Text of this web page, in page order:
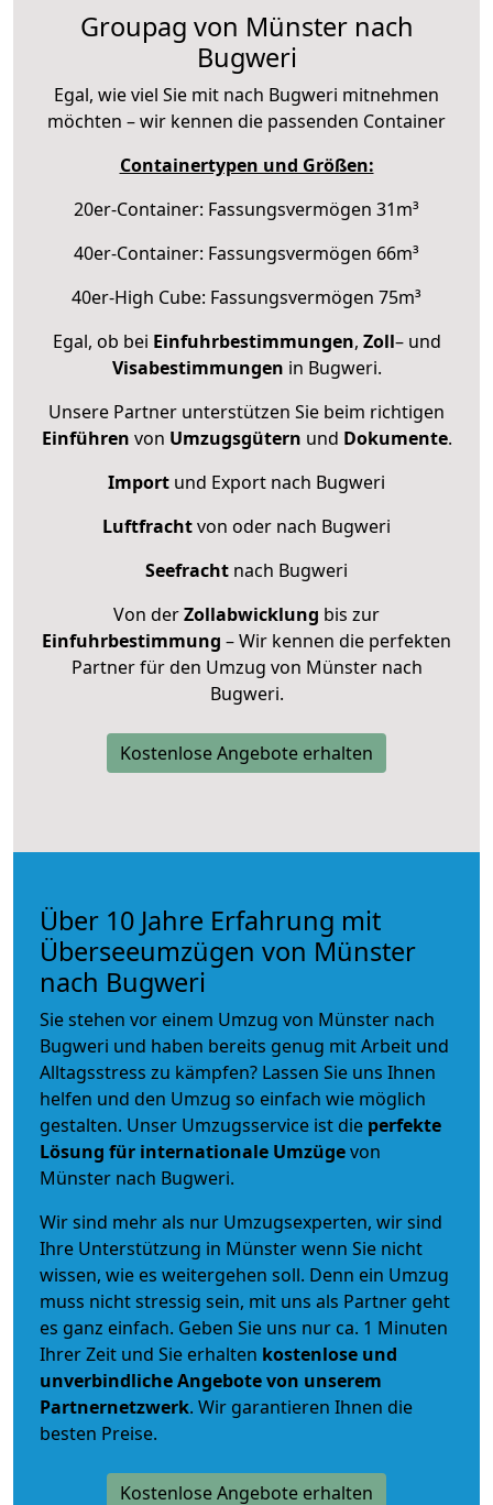
Groupag von Münster nach
Bugweri
Egal, wie viel Sie mit nach Bugweri mitnehmen
möchten – wir kennen die passenden Container
Containertypen und Größen:
20er-Container: Fassungsvermögen 31m³
40er-Container: Fassungsvermögen 66m³
40er-High Cube: Fassungsvermögen 75m³
Egal, ob bei Einfuhrbestimmungen, Zoll– und
Visabestimmungen in Bugweri.
Unsere Partner unterstützen Sie beim richtigen
Einführen von Umzugsgütern und Dokumente.
Import und Export nach Bugweri
Luftfrachtvon oder nach Bugweri
Seefracht nach Bugweri
Von derZollabwicklung bis zur
Einfuhrbestimmung – Wir kennen die perfekten
Partner für den Umzug von Münster nach
Bugweri.
Kostenlose Angebote erhalten
Über 10 Jahre Erfahrung mit
Überseeumzügen von Münster
nach Bugweri
Sie stehen vor einem Umzug von Münster nach
Bugweri und haben bereits genug mit Arbeit und
Alltagsstress zu kämpfen? Lassen Sie uns Ihnen
helfen und den Umzug so einfach wie möglich
gestalten. Unser Umzugsservice ist die perfekte
Lösung für internationale Umzügevon
Münster nach Bugweri.
Wir sind mehr als nur Umzugsexperten, wir sind
Ihre Unterstützung in Münster wenn Sie nicht
wissen, wie es weitergehen soll. Denn ein Umzug
muss nicht stressig sein, mit uns als Partner geht
es ganz einfach. Geben Sie uns nur ca. 1 Minuten
Ihrer Zeit und Sie erhalten kostenlose und
unverbindlicheAngebote von unserem
Partnernetzwerk. Wir garantieren Ihnen die
besten Preise.
Kostenlose Angebote erhalten